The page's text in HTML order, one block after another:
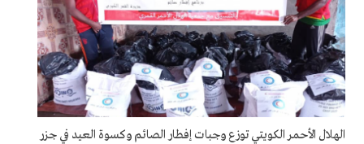
الهلال الأحمر الكويتي توزع وجبات إفطار الصائم وكسوة العيد في جزر